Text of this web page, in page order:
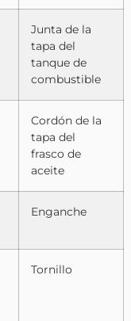
Junta de la
tapa del
tanque de
combustible
Cordón de la
tapa del
frasco de
aceite
Enganche
Tornillo